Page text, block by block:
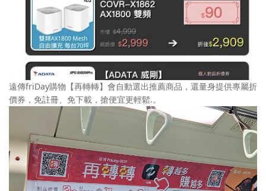
遠傳friDay購物【再轉轉】會自動選出推薦商品，還量身提供專屬折
價券，免註冊、免下載，搶便宜更輕鬆.。